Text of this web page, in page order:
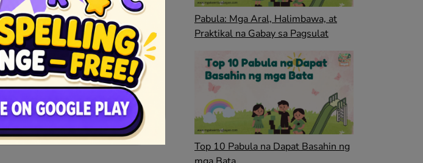
Pabula: Mga Aral, Halimbawa, at
Praktikal na Gabay sa Pagsulat
Top 10 Pabula na Dapat Basahin ng